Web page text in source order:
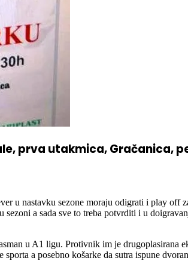
prva utakmica, Gračanica,
u nastavku sezone moraju odigrati i play
a sada sve to treba potvrditi i u
u A1 ligu. Protivnik im je drugoplasirana
a posebno košarke da sutra ispune